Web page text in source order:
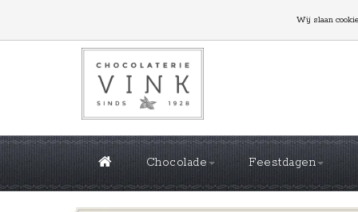
GROTE OPLAGES NODIG? NEEM CONTACT MET
Chocolade Feestdagen
Wij slaan